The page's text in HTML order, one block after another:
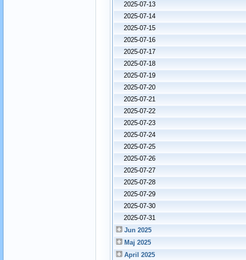
2025-07-13
2025-07-14
2025-07-15
2025-07-16
2025-07-17
2025-07-18
2025-07-19
2025-07-20
2025-07-21
2025-07-22
2025-07-23
2025-07-24
2025-07-25
2025-07-26
2025-07-27
2025-07-28
2025-07-29
2025-07-30
2025-07-31
Jun 2025
Maj 2025
April 2025